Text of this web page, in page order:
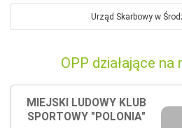
Urząd Skarbowy w
OPP działające na
MIEJSKI LUDOWY KLUB
SPORTOWY "POLONIA"